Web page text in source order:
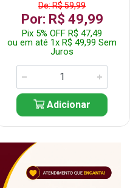
De: R$ 59,99
Por: R$ 49,99
Pix 5% OFF R$ 47,49
ou em até 1x R$ 49,99 Sem
Juros
Adicionar